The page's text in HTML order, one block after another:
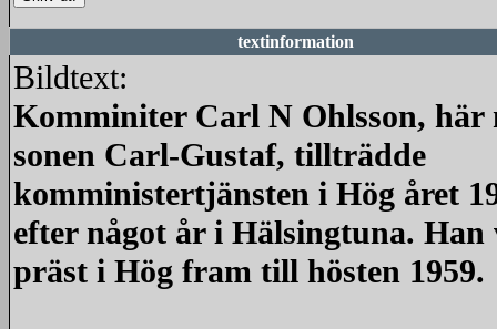
textinformation
Bildtext:
Komminiter Carl N Ohlsson, här
sonen Carl-Gustaf, tillträdde
komministertjänsten i Hög året
efter något år i Hälsingtuna. Han
präst i Hög fram till hösten 1959.